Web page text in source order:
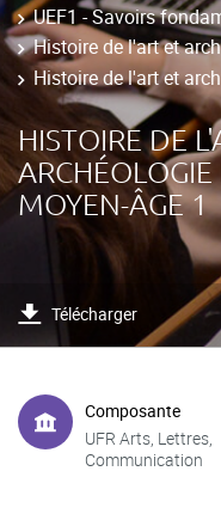
UEF1 - Savoirs
Histoire de l'art et
Histoire de l'art et
HISTOIRE DE
MOYEN-ÂGE 1
Télécharger
Composante
UFR Arts, Lettres,
Communication